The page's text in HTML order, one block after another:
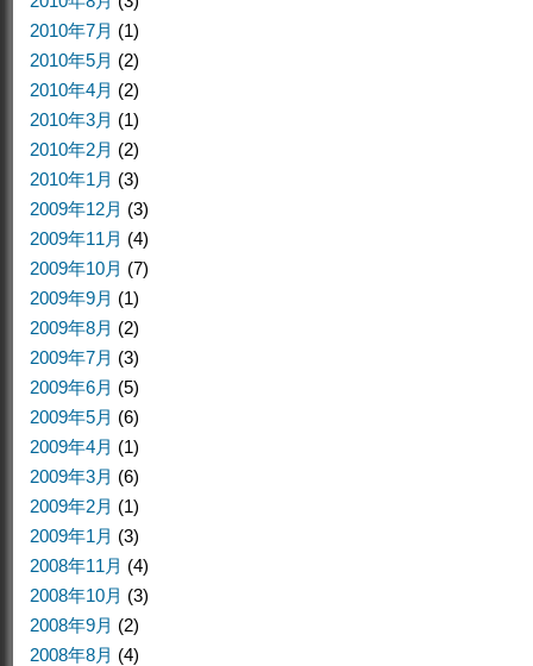
2010年7月 (1)
2010年5月 (2)
2010年4月 (2)
2010年3月 (1)
2010年2月 (2)
2010年1月 (3)
2009年12月 (3)
2009年11月 (4)
2009年10月 (7)
2009年9月 (1)
2009年8月 (2)
2009年7月 (3)
2009年6月 (5)
2009年5月 (6)
2009年4月 (1)
2009年3月 (6)
2009年2月 (1)
2009年1月 (3)
2008年11月 (4)
2008年10月 (3)
2008年9月 (2)
2008年8月 (4)